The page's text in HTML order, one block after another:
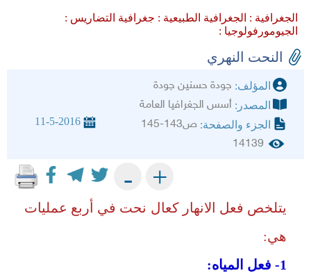
الجغرافية : الجغرافية الطبيعية : جغرافية التضاريس :
الجيومورفولوجيا :
النحت النهري
المؤلف: جودة حسنين جودة
المصدر: أسس الجغرافيا العامة
الجزء والصفحة: ص143-145 11-5-2016
14139
+
-
يتلخص فعل الانهار كعال نحت في أربع عمليات
هي:
1- فعل المياه: